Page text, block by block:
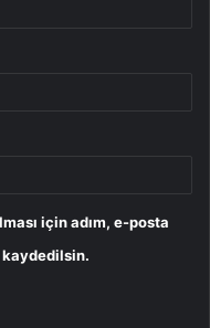
için adım, e-posta
kaydedilsin.